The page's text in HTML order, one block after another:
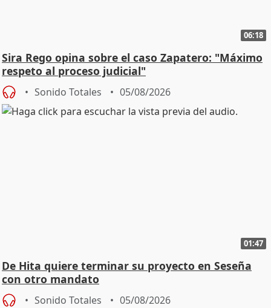
06:18
Sira Rego opina sobre el caso Zapatero: "Máximo
respeto al proceso judicial"
Sonido Totales 05/08/2026
01:47
De Hita quiere terminar su proyecto en Seseña
con otro mandato
Sonido Totales 05/08/2026